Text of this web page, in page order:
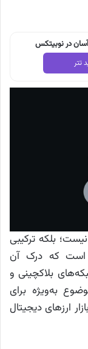
در نوبیتکس
تتر
بلکه ترکیبی
است که درک آن
بلاکچینی و
به‌ویژه برای
ارزهای دیجیتال